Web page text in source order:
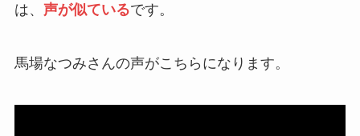
は、 声が似ているです。
馬場なつみさんの声がこちらになります。